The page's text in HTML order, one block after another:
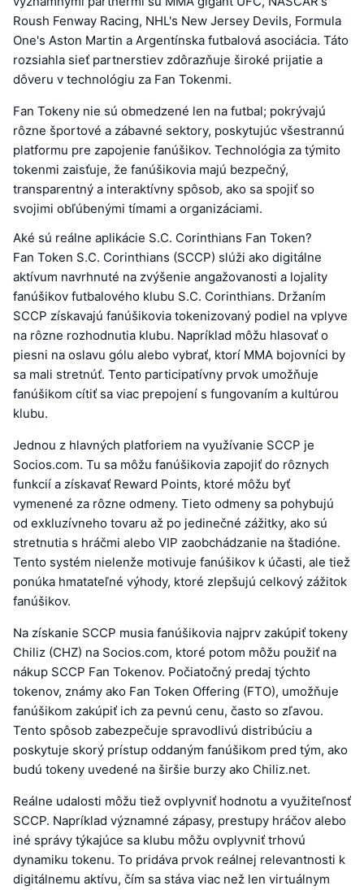
Roush Fenway Racing, NHL's New Jersey Devils, Formula
One's Aston Martin a Argentínska futbalová asociácia. Táto
rozsiahla sieť partnerstiev zdôrazňuje široké prijatie a
dôveru v technológiu za Fan Tokenmi.
Fan Tokeny nie sú obmedzené len na futbal; pokrývajú
rôzne športové a zábavné sektory, poskytujúc všestrannú
platformu pre zapojenie fanúšikov. Technológia za týmito
tokenmi zaisťuje, že fanúšikovia majú bezpečný,
transparentný a interaktívny spôsob, ako sa spojiť so
svojimi obľúbenými tímami a organizáciami.
Aké sú reálne aplikácie S.C. Corinthians Fan Token?
Fan Token S.C. Corinthians (SCCP) slúži ako digitálne
aktívum navrhnuté na zvýšenie angažovanosti a lojality
fanúšikov futbalového klubu S.C. Corinthians. Držaním
SCCP získavajú fanúšikovia tokenizovaný podiel na vplyve
na rôzne rozhodnutia klubu. Napríklad môžu hlasovať o
piesni na oslavu gólu alebo vybrať, ktorí MMA bojovníci by
sa mali stretnúť. Tento participatívny prvok umožňuje
fanúšikom cítiť sa viac prepojení s fungovaním a kultúrou
klubu.
Jednou z hlavných platforiem na využívanie SCCP je
Socios.com. Tu sa môžu fanúšikovia zapojiť do rôznych
funkcií a získavať Reward Points, ktoré môžu byť
vymenené za rôzne odmeny. Tieto odmeny sa pohybujú
od exkluzívneho tovaru až po jedinečné zážitky, ako sú
stretnutia s hráčmi alebo VIP zaobchádzanie na štadióne.
Tento systém nielenže motivuje fanúšikov k účasti, ale tiež
ponúka hmatateľné výhody, ktoré zlepšujú celkový zážitok
fanúšikov.
Na získanie SCCP musia fanúšikovia najprv zakúpiť tokeny
Chiliz (CHZ) na Socios.com, ktoré potom môžu použiť na
nákup SCCP Fan Tokenov. Počiatočný predaj týchto
tokenov, známy ako Fan Token Offering (FTO), umožňuje
fanúšikom zakúpiť ich za pevnú cenu, často so zľavou.
Tento spôsob zabezpečuje spravodlivú distribúciu a
poskytuje skorý prístup oddaným fanúšikom pred tým, ako
budú tokeny uvedené na širšie burzy ako Chiliz.net.
Reálne udalosti môžu tiež ovplyvniť hodnotu a využiteľnosť
SCCP. Napríklad významné zápasy, prestupy hráčov alebo
iné správy týkajúce sa klubu môžu ovplyvniť trhovú
dynamiku tokenu. To pridáva prvok reálnej relevantnosti k
digitálnemu aktívu, čím sa stáva viac než len virtuálnym